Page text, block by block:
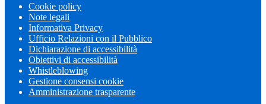
Cookie policy
Note legali
Informativa Privacy
Ufficio Relazioni con il Pubblico
Dichiarazione di accessibilità
Obiettivi di accessibilità
Whistleblowing
Gestione consensi cookie
Amministrazione trasparente